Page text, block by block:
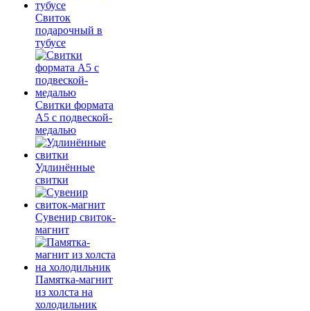
Свиток
подарочный в
тубусе
Свитки формата
А5 с подвеской-
медалью
Удлинённые
свитки
Сувенир свиток-
магнит
Памятка-магнит
из холста на
холодильник